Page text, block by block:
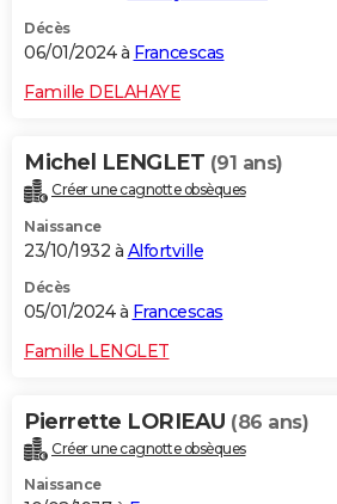
Décès
06/01/2024 à Francescas
Famille DELAHAYE
Michel LENGLET (91 ans)
Créer une cagnotte obsèques
Naissance
23/10/1932 à Alfortville
Décès
05/01/2024 à Francescas
Famille LENGLET
Pierrette LORIEAU (86 ans)
Créer une cagnotte obsèques
Naissance